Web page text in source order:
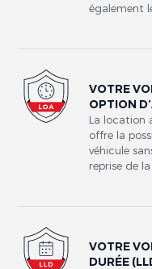
également
VOTRE
OPTION
La location
offre la
véhicule
reprise de
VOTRE
DURÉE